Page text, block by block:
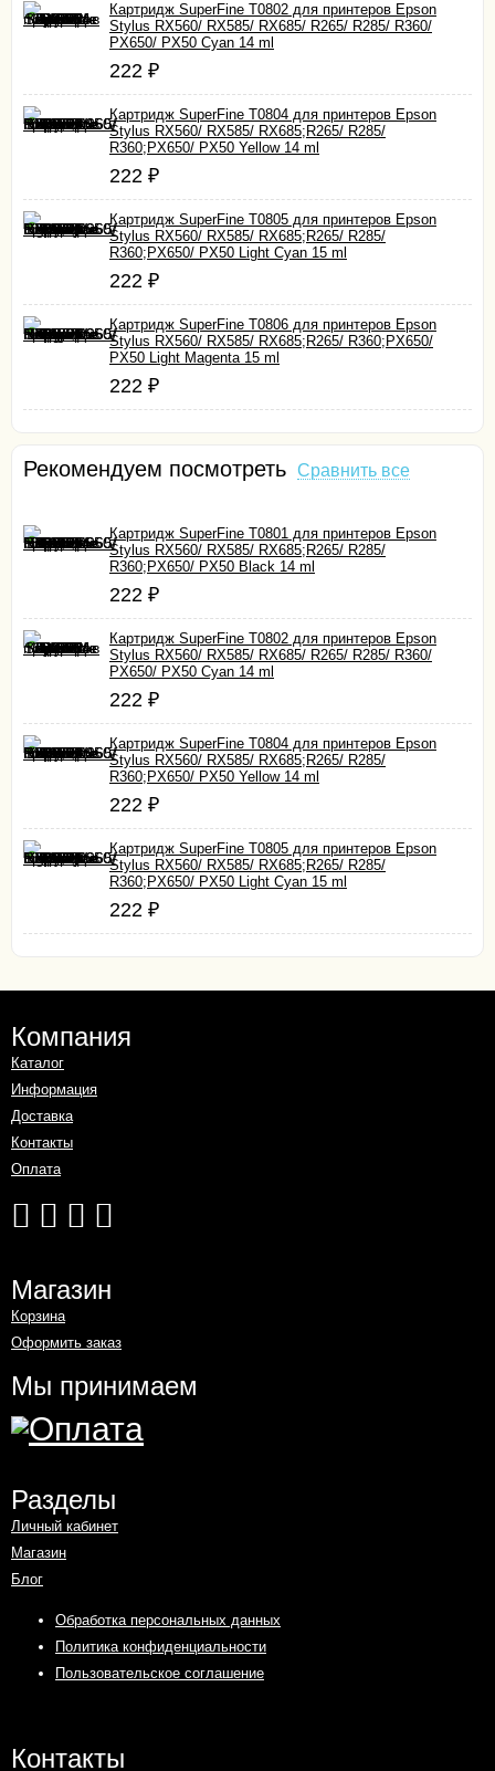
Картридж SuperFine T0802 для принтеров Epson
Stylus RX560/ RX585/ RX685/ R265/ R285/ R360/
PX650/ PX50 Cyan 14 ml
222 ₽
Картридж SuperFine T0804 для принтеров Epson
Stylus RX560/ RX585/ RX685;R265/ R285/
R360;PX650/ PX50 Yellow 14 ml
222 ₽
Картридж SuperFine T0805 для принтеров Epson
Stylus RX560/ RX585/ RX685;R265/ R285/
R360;PX650/ PX50 Light Cyan 15 ml
222 ₽
Картридж SuperFine T0806 для принтеров Epson
Stylus RX560/ RX585/ RX685;R265/ R360;PX650/
PX50 Light Magenta 15 ml
222 ₽
Рекомендуем посмотреть Сравнить все
Картридж SuperFine T0801 для принтеров Epson
Stylus RX560/ RX585/ RX685;R265/ R285/
R360;PX650/ PX50 Black 14 ml
222 ₽
Картридж SuperFine T0802 для принтеров Epson
Stylus RX560/ RX585/ RX685/ R265/ R285/ R360/
PX650/ PX50 Cyan 14 ml
222 ₽
Картридж SuperFine T0804 для принтеров Epson
Stylus RX560/ RX585/ RX685;R265/ R285/
R360;PX650/ PX50 Yellow 14 ml
222 ₽
Картридж SuperFine T0805 для принтеров Epson
Stylus RX560/ RX585/ RX685;R265/ R285/
R360;PX650/ PX50 Light Cyan 15 ml
222 ₽
Компания
Каталог
Информация
Доставка
Контакты
Оплата
Магазин
Корзина
Оформить заказ
Мы принимаем
Разделы
Личный кабинет
Магазин
Блог
Обработка персональных данных
Политика конфиденциальности
Пользовательское соглашение
Контакты